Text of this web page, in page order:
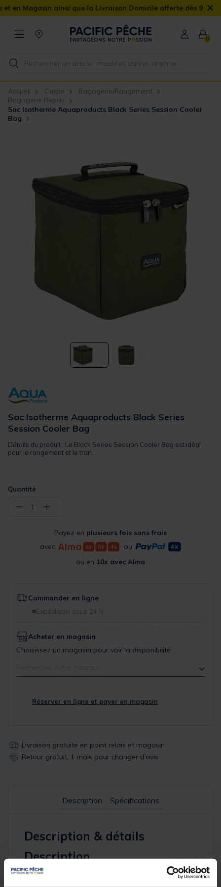
ainsi que la Livraison Domicile offerte dès 90€ ×
0
Accueil Carpe
Bagagerie/Rangement
Bagagerie Repas
Sac Isotherme Aquaproducts Black Series Session Cooler
Bag
Sac Isotherme Aquaproducts Black Series
Session Cooler Bag
Détails du produit : Le Black Series Session Cooler Bag est idéal
pour le rangement et le tran...
Quantité
− 1 +
Payez en plusieurs fois sans frais
avec
ou
ou en 10x avec Alma
Commander en ligne
Expédition sous 24 h
Acheter en magasin
Choisissez un magasin pour voir la disponibilité
Réserver en ligne et payer en magasin
Livraison gratuite en point relais et magasin
Retour gratuit, 1 mois pour changer d’avis
Description Spécifications
Description & détails
Description
LeBlack Series Session Cooler Bag
est idéal pour